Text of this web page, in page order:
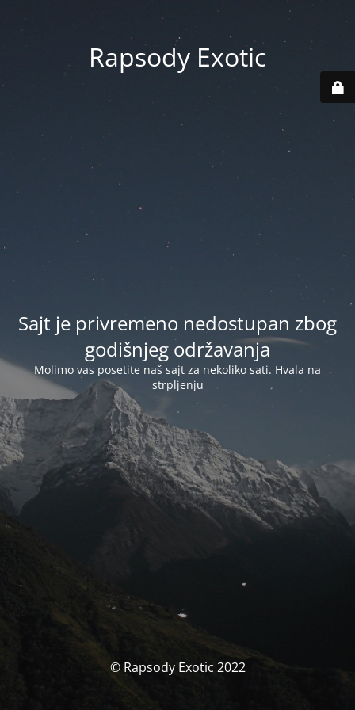
Rapsody Exotic
Sajt je privremeno nedostupan zbog
godišnjeg održavanja
Molimo vas posetite naš sajt za nekoliko sati. Hvala na
strpljenju
© Rapsody Exotic 2022